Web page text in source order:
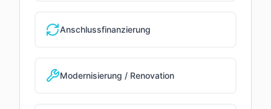
Anschlussfinanzierung
Modernisierung / Renovation